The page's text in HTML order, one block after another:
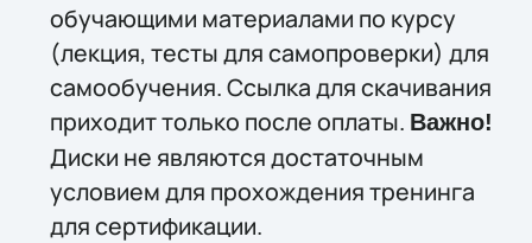
обучающими материалами по курсу
(лекция, тесты для самопроверки) для
самообучения. Ссылка для скачивания
приходит только после оплаты. Важно!
Диски не являются достаточным
условием для прохождения тренинга
для сертификации.